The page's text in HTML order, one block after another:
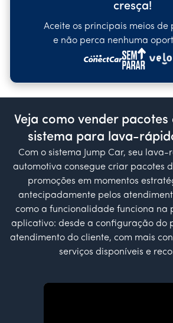
cresça!
Aceite os principais meios de
e não perca nenhuma
Veja como vender pacotes
sistema para lava-
Com o sistema Jump Car, seu
automotiva consegue criar pacotes
promoções em momentos
antecipadamente pelos
como a funcionalidade funciona na
aplicativo: desde a configuração do
atendimento do cliente, com mais
serviços disponíveis e